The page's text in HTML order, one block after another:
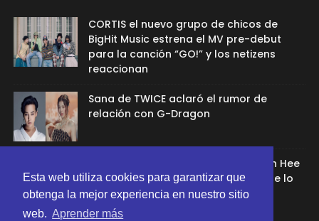
Esta web utiliza cookies para garantizar que
obtenga la mejor experiencia en nuestro sitio
web. Aprender más
CORTIS el nuevo grupo de chicos de
BigHit Music estrena el MV pre-debut
para la canción “GO!” y los netizens
reaccionan
Sana de TWICE aclaró el rumor de
relación con G-Dragon
Ex aprendíz de ADOR afirmó que Min Hee
Jin la despidió porque su chamán se lo
recomendó